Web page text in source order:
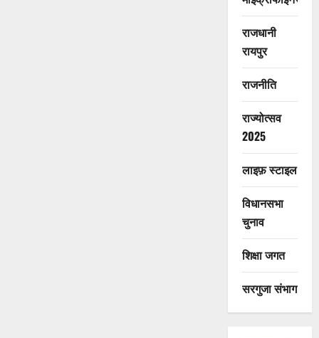
राजधानी
रायपुर
राजनीति
राज्योत्सव
2025
लाइफ़ स्टाइल
विधानसभा
चुनाव
शिक्षा जगत
सरगुजा संभाग